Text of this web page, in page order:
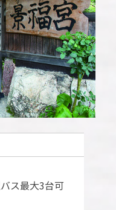
ス最大3台可